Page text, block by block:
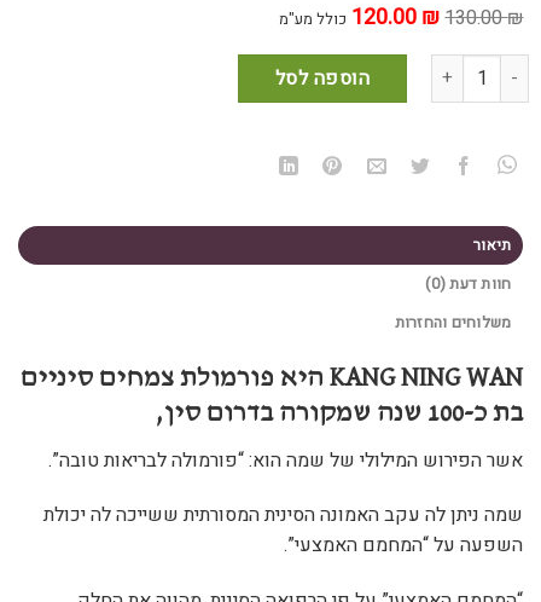
130.00₪ המחיר
היה:
120.00₪ המחיר
הוא:
120.00 ₪.
כולל מע"מ
כמות של Kang Ning Wan | קאנג נינג וואן הוספה לסל
תיאור
חוות דעת (0)
משלוחים והחזרות
KANG NING WAN היא פורמולת צמחים סיניים
בת כ-100 שנה שמקורה בדרום סין,
אשר הפירוש המילולי של שמה הוא: “פורמולה לבריאות טובה”.
שמה ניתן לה עקב האמונה הסינית המסורתית ששייכה לה יכולת
השפעה על “המחמם האמצעי”.